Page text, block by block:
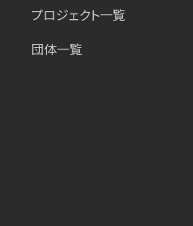
プロジェクト一覧
団体一覧